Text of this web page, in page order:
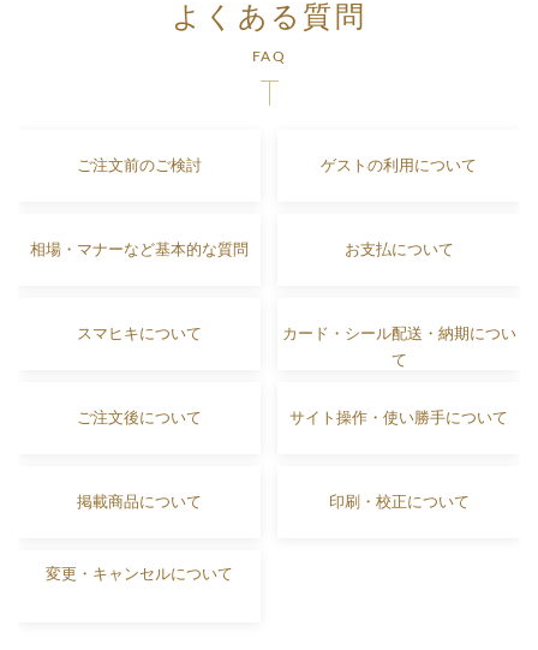
よくある質問
FAQ
ご注文前のご検討 ゲストの利用について
相場・マナーなど基本的な質問 お支払について
スマヒキについて
カード・シール配送・納期につい
て
ご注文後について サイト操作・使い勝手について
掲載商品について 印刷・校正について
変更・キャンセルについて